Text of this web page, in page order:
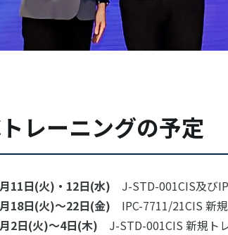
レーニングの予定
11日(火)・12日(水) J-STD-001CIS及び
18日(火)～22日(金) IPC-7711/21CIS 新
2日(火)～4日(木) J-STD-001CIS 新規ト